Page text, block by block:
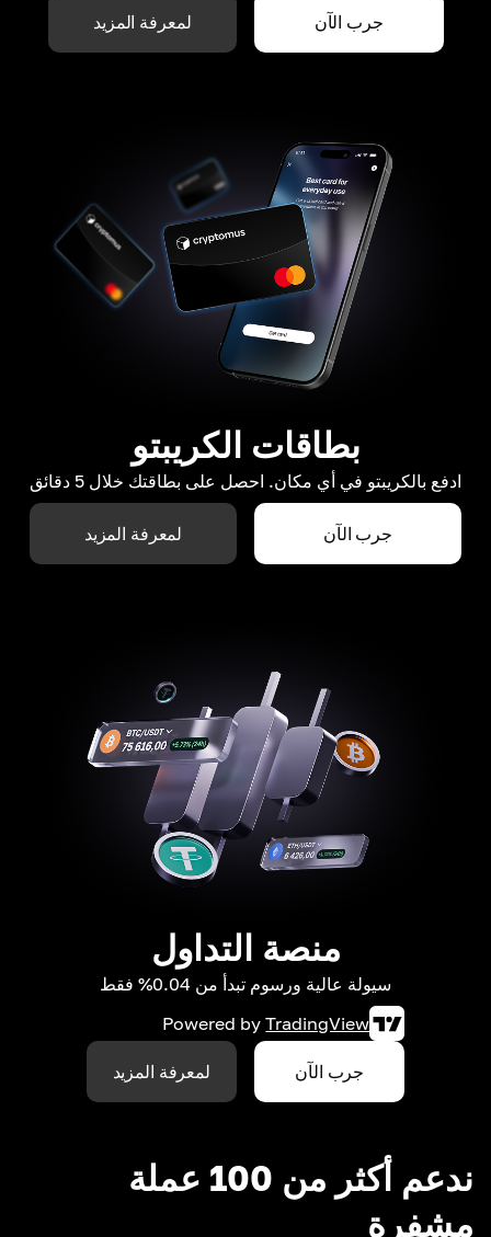
جرب الآن لمعرفة المزيد
بطاقات الكريبتو
ادفع بالكريبتو في أي مكان. احصل على بطاقتك خلال 5 دقائق
جرب الآن لمعرفة المزيد
منصة التداول
سيولة عالية ورسوم تبدأ من 0.04% فقط
Powered by TradingView
جرب الآن لمعرفة المزيد
ندعم أكثر من 100 عملة
مشفرة